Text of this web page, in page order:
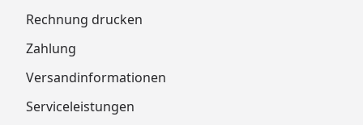
Rechnung drucken
Zahlung
Versandinformationen
Serviceleistungen